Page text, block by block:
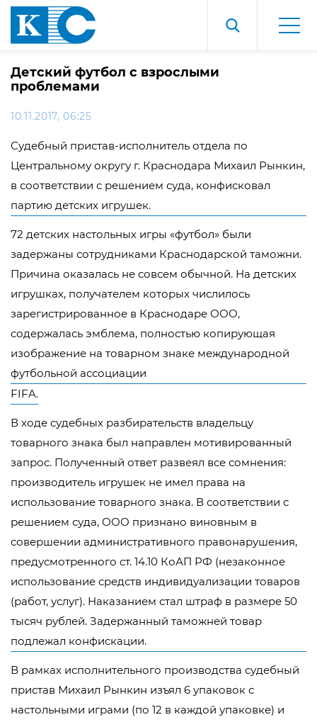
Детский футбол с взрослыми
проблемами
10.11.2017, 06:25
Судебный пристав-исполнитель отдела по
Центральному округу г. Краснодара Михаил Рынкин,
в соответствии с решением суда, конфисковал
партию детских игрушек.
72 детских настольных игры «футбол» были
задержаны сотрудниками Краснодарской таможни.
Причина оказалась не совсем обычной. На детских
игрушках, получателем которых числилось
зарегистрированное в Краснодаре ООО,
содержалась эмблема, полностью копирующая
изображение на товарном знаке международной
футбольной ассоциации
FIFA.
В ходе судебных разбирательств владельцу
товарного знака был направлен мотивированный
запрос. Полученный ответ развеял все сомнения:
производитель игрушек не имел права на
использование товарного знака. В соответствии с
решением суда, ООО признано виновным в
совершении административного правонарушения,
предусмотренного ст. 14.10 КоАП РФ (незаконное
использование средств индивидуализации товаров
(работ, услуг). Наказанием стал штраф в размере 50
тысяч рублей. Задержанный таможней товар
подлежал конфискации.
В рамках исполнительного производства судебный
пристав Михаил Рынкин изъял 6 упаковок с
настольными играми (по 12 в каждой упаковке) и